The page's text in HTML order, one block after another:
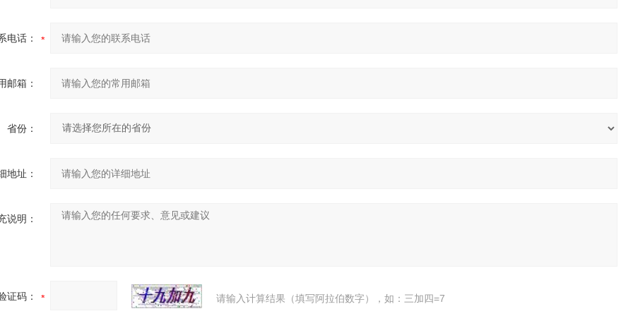
电话：
邮箱：
省份：
地址：
说明：
证码： 请输入计算结果（填写阿拉伯数字），如：三加四=7